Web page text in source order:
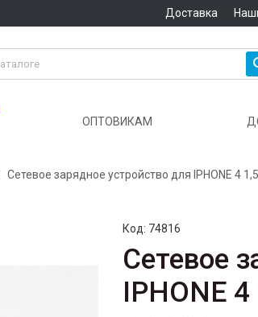
Доставка
ОПТОВИКАМ
Сетевое зарядное устройство для IPHONE 4
Код: 74816
Сетевое
IPHONE 4